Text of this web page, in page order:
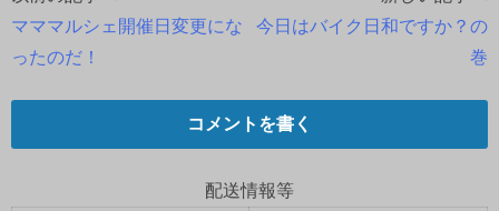
稿
ナ
ビ
マママルシェ開催日変更にな
ったのだ！
今日はバイク日和ですか？の
巻
コメントを書く
配送情報等